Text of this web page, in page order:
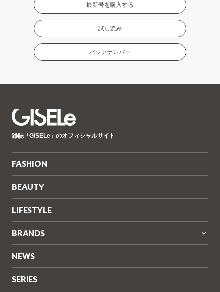
最新号を購入する
試し読み
バックナンバー
ゼ
雑誌「GISELe」のオフィシャルサイト
FASHION
BEAUTY
LIFESTYLE
BRANDS
NEWS
SERIES